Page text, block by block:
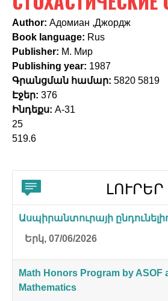
h
f
o
r
m
Author: Адомиан ,Джордж
Book language: Rus
Publisher: М. Мир
Publishing year: 1987
Գրանցման համար: 5820 5819
Էջեր: 376
Ինդեքս: А-31
25
519.6
ԼՈՒՐԵՐ
Ասպիրանտուրայի
Երկ, 07/06/2026
Math Honors Program by ASOF
Mathematics